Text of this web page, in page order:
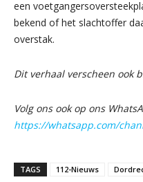
een
bekend of het slachtoffer
overstak.
Dit verhaal verscheen ook
Volg ons ook op ons
https://whatsapp.com/
TAGS 112-Nieuws